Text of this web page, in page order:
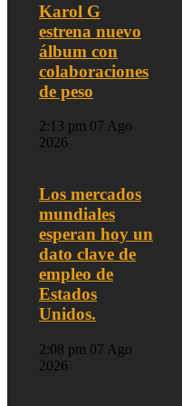
Karol G
estrena nuevo
álbum con
colaboraciones
de peso
2:13 pm 07 Ago
2026
Los mercados
mundiales
esperan hoy un
dato clave de
empleo de
Estados
Unidos.
2:08 pm 07 Ago
2026